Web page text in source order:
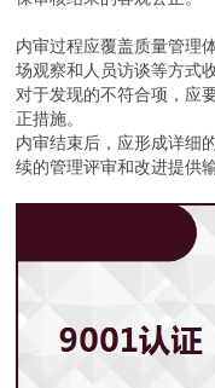
内审过程应覆盖质量管理
场观察和人员访谈等方式
对于发现的不符合项，应
正措施。
内审结束后，应形成详细
续的管理评审和改进提供输